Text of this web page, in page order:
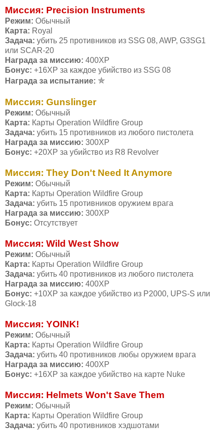
Миссия: Precision Instruments
Режим: Обычный
Карта: Royal
Задача: убить 25 противников из SSG 08, AWP, G3SG1
или SCAR-20
Награда за миссию: 400ХР
Бонус: +16ХР за каждое убийство из SSG 08
Награда за испытание: ✯
Миссия: Gunslinger
Режим: Обычный
Карта: Карты Operation Wildfire Group
Задача: убить 15 противников из любого пистолета
Награда за миссию: 300ХР
Бонус: +20ХР за убийство из R8 Revolver
Миссия: They Don't Need It Anymore
Режим: Обычный
Карта: Карты Operation Wildfire Group
Задача: убить 15 противников оружием врага
Награда за миссию: 300ХР
Бонус: Отсутствует
Миссия: Wild West Show
Режим: Обычный
Карта: Карты Operation Wildfire Group
Задача: убить 40 противников из любого пистолета
Награда за миссию: 400ХР
Бонус: +10ХР за каждое убийство из P2000, UPS-S или
Glock-18
Миссия: YOINK!
Режим: Обычный
Карта: Карты Operation Wildfire Group
Задача: убить 40 противников любы оружием врага
Награда за миссию: 400ХР
Бонус: +16ХР за каждое убийство на карте Nuke
Миссия: Helmets Won't Save Them
Режим: Обычный
Карта: Карты Operation Wildfire Group
Задача: убить 40 противников хэдшотами